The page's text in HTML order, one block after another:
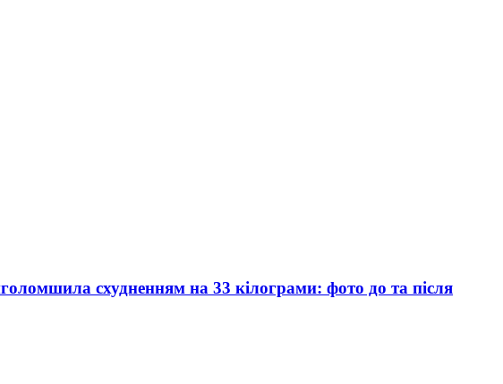
схудненням на 33 кілограми: фото до та після